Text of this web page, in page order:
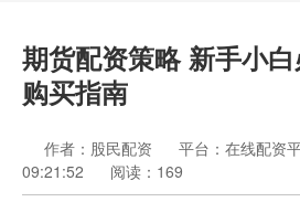
期货配资策略 新手小
购买指南
作者：股民配资 平台：在线配资
09:21:52
阅读：169